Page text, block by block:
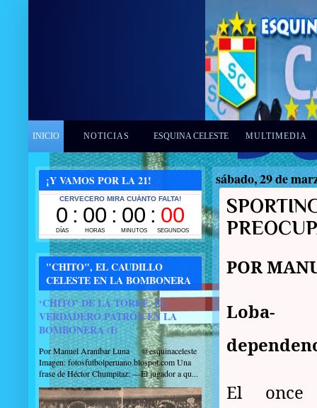
INICIO NOTICIAS ESQUINA CELESTE MULTIMEDIA
sábado, 29 de
POR
Loba-
El once
¡Y VAMOS POR LA 21!
"CHITO", EL CAUDILLO
CELESTE EN LA BOMBONERA
‘CHITO’ DE LA TORRE, EL
VERDADERO PATRÓN EN LA
BOMBONERA (I)
Por Manuel Araníbar Luna @esquinaceleste
Imagen: fotosfutbolperuano.blospot.com Una
frase de Héctor Chumpitaz: —El jugador a qu...